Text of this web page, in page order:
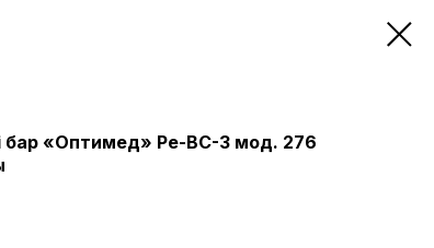
бар «Оптимед» Ре-ВС-3 мод. 276